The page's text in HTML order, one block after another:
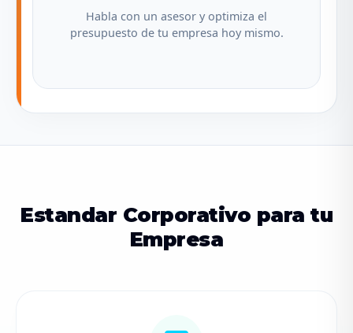
Habla con un asesor y optimiza el
presupuesto de tu empresa hoy mismo.
Estandar Corporativo para tu
Empresa